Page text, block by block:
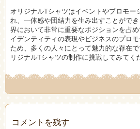
オリジナルTシャツはイベントやプロモー
れ、一体感や団結力を生み出すことがで
界において非常に重要なポジションを占
イデンティティの表現やビジネスのプロ
ため、多くの人々にとって魅力的な存在
リジナルTシャツの制作に挑戦してみてく
コメントを残す